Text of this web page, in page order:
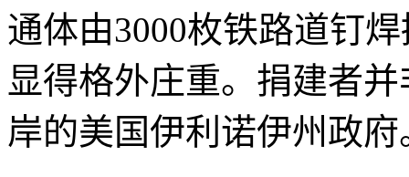
通体由3000枚铁路道钉
显得格外庄重。捐建者
岸的美国伊利诺伊州政府